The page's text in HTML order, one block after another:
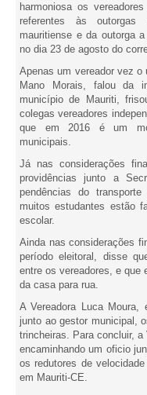
harmoniosa os
referentes às
mauritiense e da outorga
no dia 23 de agosto do
Apenas um vereador vez
Mano Morais, falou da
município de Mauriti,
colegas vereadores
que em 2016 é um
municipais.
Já nas considerações
providências junto a
pendências do
muitos estudantes estão
escolar.
Ainda nas considerações
período eleitoral, disse
entre os vereadores, e que
da casa para rua.
A Vereadora Luca
junto ao gestor municipal,
trincheiras. Para concluir,
encaminhando um oficio
os redutores de
em Mauriti-CE.